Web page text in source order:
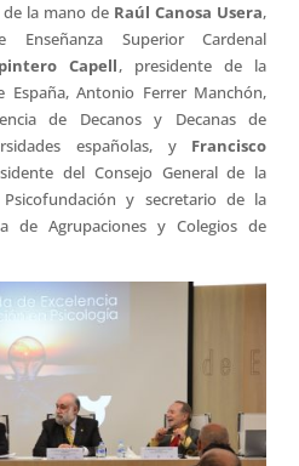
la mano de Raúl Canosa Usera,
Superior Cardenal
Capell, presidente de la
España, Antonio Ferrer Manchón,
de Decanos y Decanas de
españolas, y Francisco
del Consejo General de la
y secretario de la
de Agrupaciones y Colegios de